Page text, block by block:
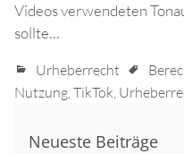
Videos verwendeten
sollte…
Urheberrecht
Nutzung,TikTok,
Neueste Beiträge